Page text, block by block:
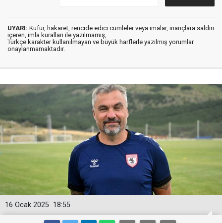
UYARI: Küfür, hakaret, rencide edici cümleler veya imalar, inançlara saldırı
içeren, imla kuralları ile yazılmamış,
Türkçe karakter kullanılmayan ve büyük harflerle yazılmış yorumlar
onaylanmamaktadır.
18:55
16 Ocak 2025